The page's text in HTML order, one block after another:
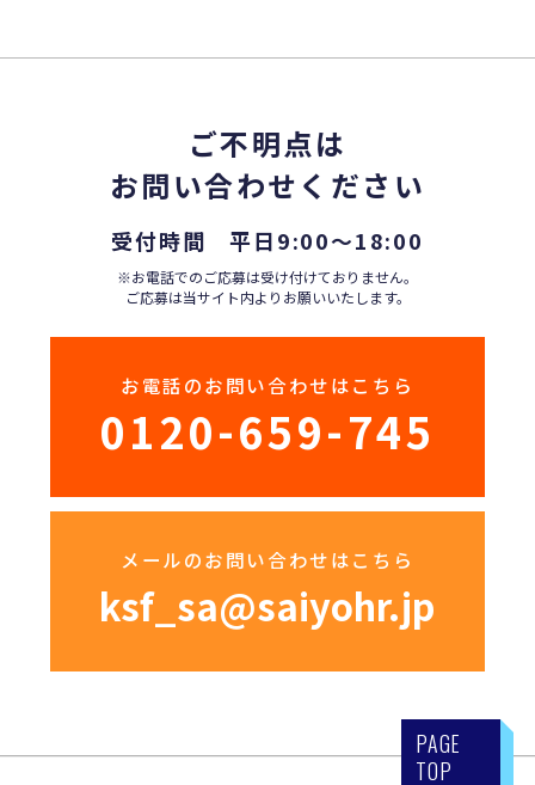
ご不明点は
お問い合わせください
受付時間 平日9:00〜18:00
※お電話でのご応募は受け付けておりません。
ご応募は当サイト内よりお願いいたします。
お電話のお問い合わせはこちら
0120-659-745
メールのお問い合わせはこちら
ksf_sa@saiyohr.jp
PAGE
TOP